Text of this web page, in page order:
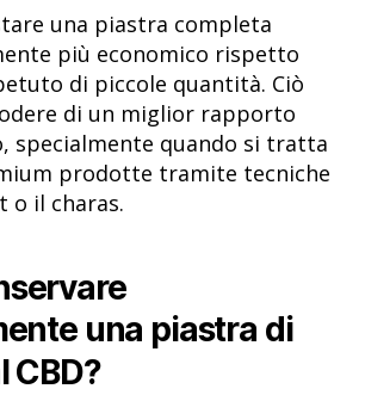
una piastra completa
più economico rispetto
di piccole quantità. Ciò
di un miglior rapporto
specialmente quando si tratta
prodotte tramite tecniche
o il charas.
una piastra di
CBD?